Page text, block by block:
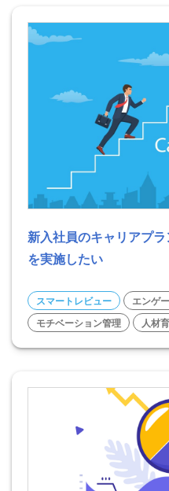
新入社員のキャリアプ
を実施したい
スマートレビュー
エンゲ
モチベーション管理
人材